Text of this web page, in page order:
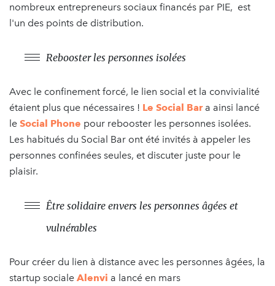
nombreux entrepreneurs sociaux financés par PIE, est
l'un des points de distribution.
Rebooster les personnes isolées
Avec le confinement forcé, le lien social et la convivialité
étaient plus que nécessaires ! Le Social Bara ainsi lancé
le Social Phone pour rebooster les personnes isolées.
Les habitués du Social Bar ont été invités à appeler les
personnes confinées seules, et discuter juste pour le
plaisir.
Être solidaire envers les personnes âgées et
vulnérables
Pour créer du lien à distance avec les personnes âgées, la
startup sociale Alenvi a lancé en mars